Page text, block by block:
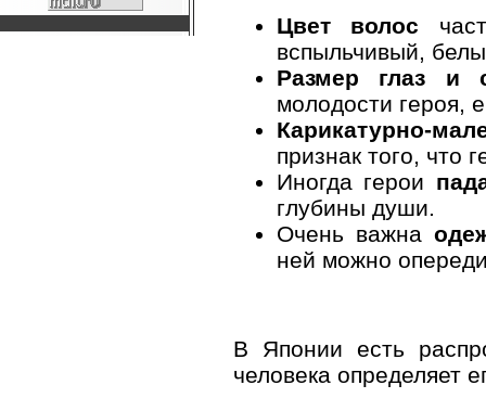
Цвет волос
вспыльчивый,
Размер глаз и
молодости героя,
Карикатурно-
признак того, что
Иногда герои
глубины души.
Очень важна
ней можно
В Японии есть
человека определяет